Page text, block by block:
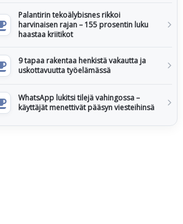
Palantirin tekoälybisnes rikkoi
harvinaisen rajan – 155 prosentin luku
haastaa kriitikot
9 tapaa rakentaa henkistä vakautta ja
uskottavuutta työelämässä
WhatsApp lukitsi tilejä vahingossa –
käyttäjät menettivät pääsyn viesteihinsä